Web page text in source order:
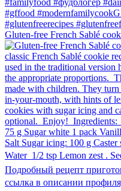
Gluten-free French Sablé